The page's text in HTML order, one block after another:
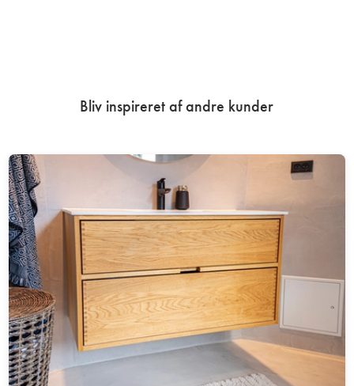
Bliv inspireret af andre kunder